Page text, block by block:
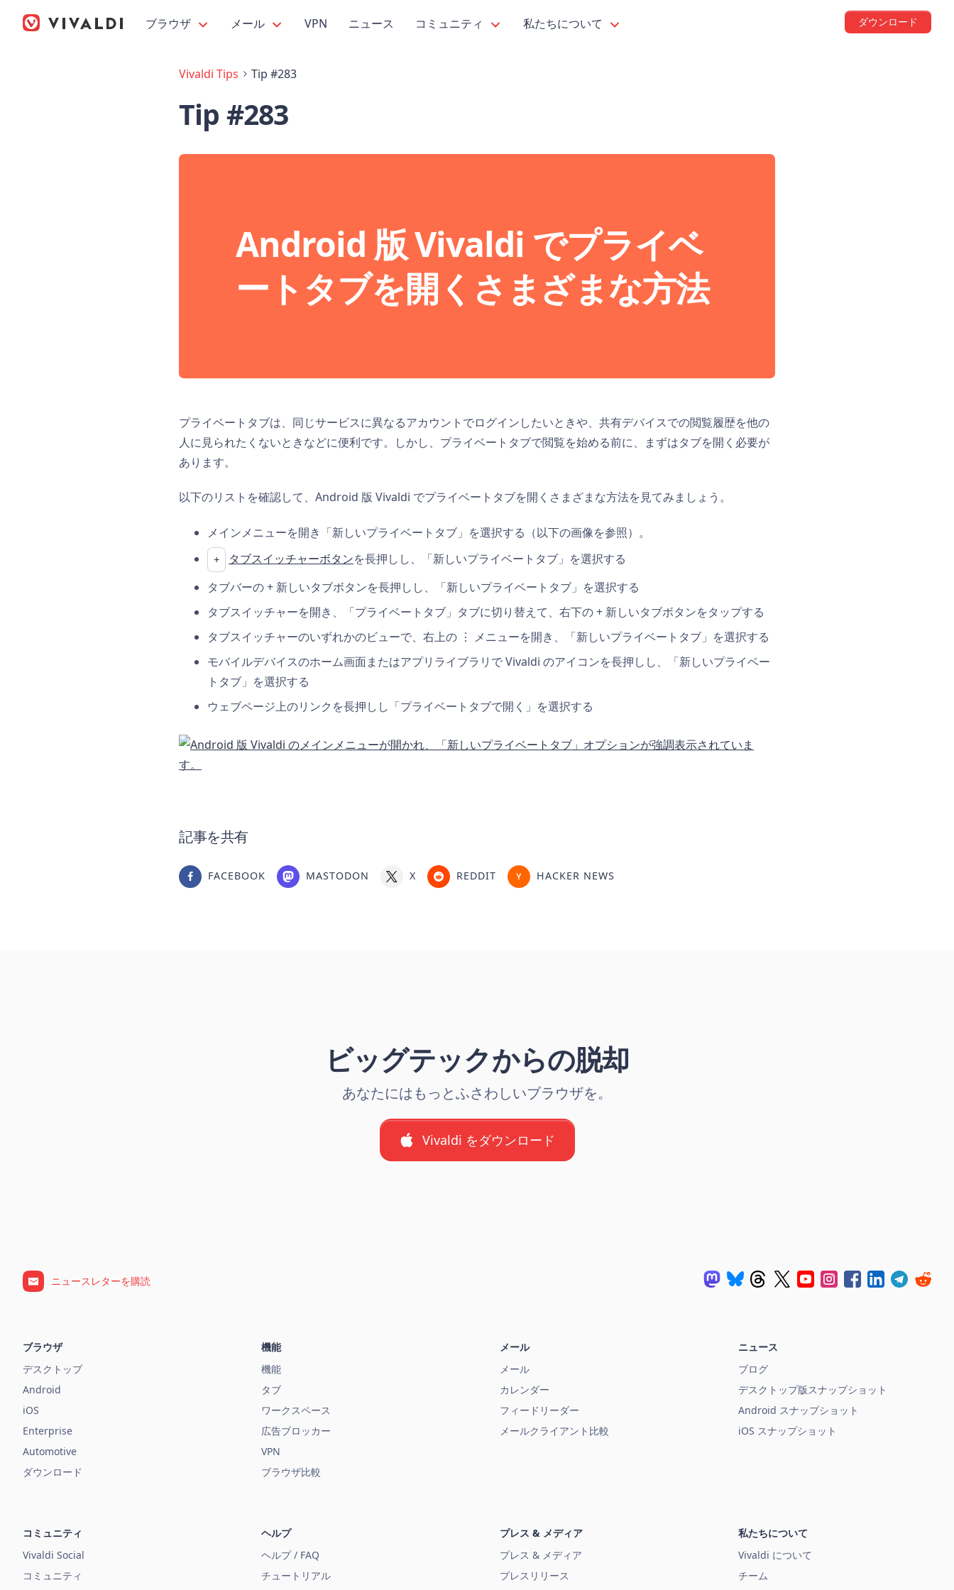
ブラウザ メール VPN ニュース コミュニティ 私たちについて ダウンロード
Vivaldi Tips Tip #283
Tip #283
Android 版 Vivaldi でプライベ
ートタブを開くさまざまな方法
プライベートタブは、同じサービスに異なるアカウントでログインしたいときや、共有デバイスでの閲覧履歴を他の
人に見られたくないときなどに便利です。しかし、プライベートタブで閲覧を始める前に、まずはタブを開く必要が
あります。
以下のリストを確認して、Android 版 Vivaldi でプライベートタブを開くさまざまな方法を見てみましょう。
メインメニューを開き「新しいプライベートタブ」を選択する（以下の画像を参照）。
+ タブスイッチャーボタンを長押しし、「新しいプライベートタブ」を選択する
タブバーの + 新しいタブボタンを長押しし、「新しいプライベートタブ」を選択する
タブスイッチャーを開き、「プライベートタブ」タブに切り替えて、右下の + 新しいタブボタンをタップする
タブスイッチャーのいずれかのビューで、右上の ⋮ メニューを開き、「新しいプライベートタブ」を選択する
モバイルデバイスのホーム画面またはアプリライブラリで Vivaldi のアイコンを長押しし、「新しいプライベー
トタブ」を選択する
ウェブページ上のリンクを長押しし「プライベートタブで開く」を選択する
記事を共有
FACEBOOK MASTODON X REDDIT HACKER NEWS
ビッグテックからの脱却
あなたにはもっとふさわしいブラウザを。
Vivaldi をダウンロード
ニュースレターを購読
ブラウザ
デスクトップ
Android
iOS
Enterprise
Automotive
ダウンロード
機能
機能
タブ
ワークスペース
広告ブロッカー
VPN
ブラウザ比較
メール
メール
カレンダー
フィードリーダー
メールクライアント比較
ニュース
ブログ
デスクトップ版スナップショット
Android スナップショット
iOS スナップショット
コミュニティ
Vivaldi Social
コミュニティ
ヘルプ
ヘルプ / FAQ
チュートリアル
プレス & メディア
プレス & メディア
プレスリリース
私たちについて
Vivaldi について
チーム